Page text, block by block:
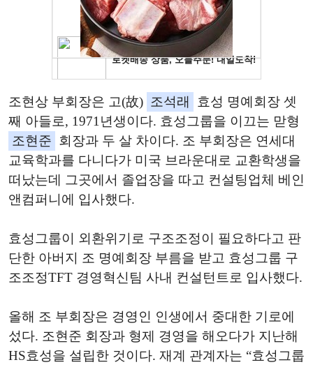
조현상 부회장은 고(故) 조석래
효성 명예회장 셋
째 아들로, 1971년생이다. 효성그룹을 이끄는 맏형
조현준 회장과 두 살 차이다. 조 부회장은 연세대
교육학과를 다니다가 미국 브라운대로 교환학생을
떠났는데 그곳에서 졸업장을 따고 컨설팅업체 베인
앤컴퍼니에 입사했다.
효성그룹이 외환위기로 구조조정이 필요하다고 판
단한 아버지 조 명예회장 부름을 받고 효성그룹 구
조조정TFT 경영혁신팀 사내 컨설턴트로 입사했다.
올해 조 부회장은 경영인 인생에서 중대한 기로에
섰다. 조현준 회장과 형제 경영을 해오다가 지난해
HS효성을 설립한 것이다. 재계 관계자는 “효성그룹